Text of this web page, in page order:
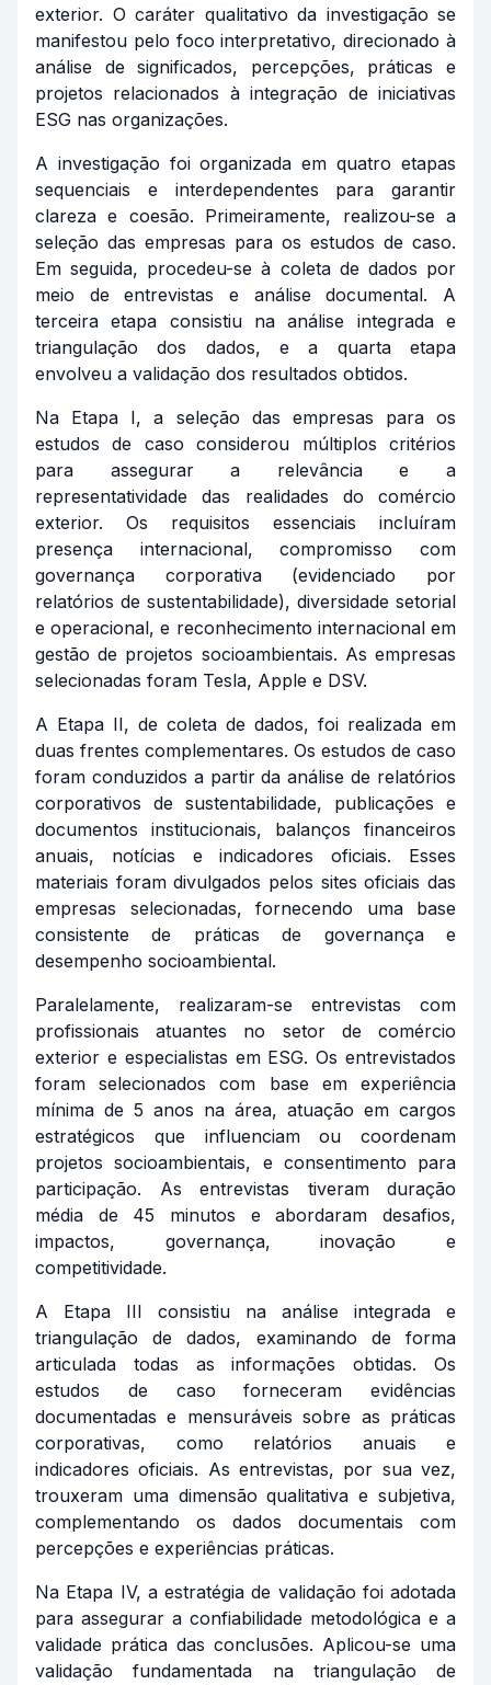
exterior. O caráter qualitativo da investigação se
manifestou pelo foco interpretativo, direcionado à
análise de significados, percepções, práticas e
projetos relacionados à integração de iniciativas
ESG nas organizações.
A investigação foi organizada em quatro etapas
sequenciais e interdependentes para garantir
clareza e coesão. Primeiramente, realizou-se a
seleção das empresas para os estudos de caso.
Em seguida, procedeu-se à coleta de dados por
meio de entrevistas e análise documental. A
terceira etapa consistiu na análise integrada e
triangulação dos dados, e a quarta etapa
envolveu a validação dos resultados obtidos.
Na Etapa I, a seleção das empresas para os
estudos de caso considerou múltiplos critérios
para assegurar a relevância e a
representatividade das realidades do comércio
exterior. Os requisitos essenciais incluíram
presença internacional, compromisso com
governança corporativa (evidenciado por
relatórios de sustentabilidade), diversidade setorial
e operacional, e reconhecimento internacional em
gestão de projetos socioambientais. As empresas
selecionadas foram Tesla, Apple e DSV.
A Etapa II, de coleta de dados, foi realizada em
duas frentes complementares. Os estudos de caso
foram conduzidos a partir da análise de relatórios
corporativos de sustentabilidade, publicações e
documentos institucionais, balanços financeiros
anuais, notícias e indicadores oficiais. Esses
materiais foram divulgados pelos sites oficiais das
empresas selecionadas, fornecendo uma base
consistente de práticas de governança e
desempenho socioambiental.
Paralelamente, realizaram-se entrevistas com
profissionais atuantes no setor de comércio
exterior e especialistas em ESG. Os entrevistados
foram selecionados com base em experiência
mínima de 5 anos na área, atuação em cargos
estratégicos que influenciam ou coordenam
projetos socioambientais, e consentimento para
participação. As entrevistas tiveram duração
média de 45 minutos e abordaram desafios,
impactos, governança, inovação e
competitividade.
A Etapa III consistiu na análise integrada e
triangulação de dados, examinando de forma
articulada todas as informações obtidas. Os
estudos de caso forneceram evidências
documentadas e mensuráveis sobre as práticas
corporativas, como relatórios anuais e
indicadores oficiais. As entrevistas, por sua vez,
trouxeram uma dimensão qualitativa e subjetiva,
complementando os dados documentais com
percepções e experiências práticas.
Na Etapa IV, a estratégia de validação foi adotada
para assegurar a confiabilidade metodológica e a
validade prática das conclusões. Aplicou-se uma
validação fundamentada na triangulação de